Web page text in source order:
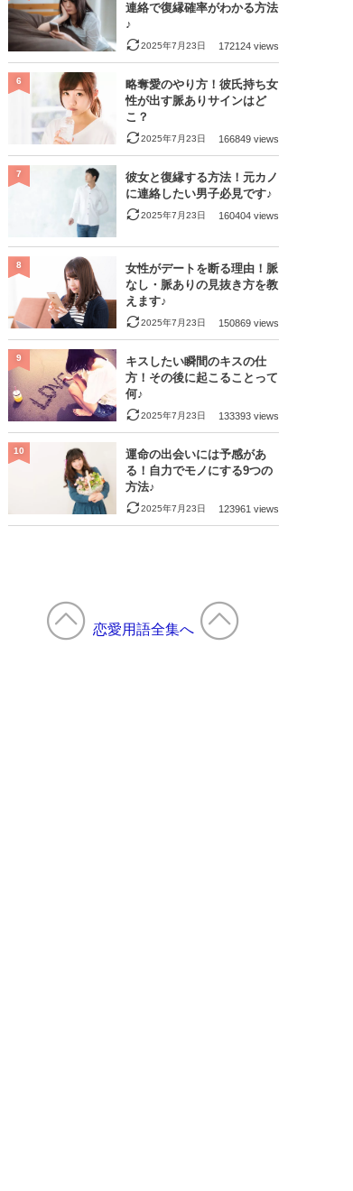
連絡で復縁確率がわかる方法
♪
2025年7月23日 172124 views
略奪愛のやり方！彼氏持ち女
性が出す脈ありサインはど
こ？
2025年7月23日 166849 views
6
彼女と復縁する方法！元カノ
に連絡したい男子必見です♪
2025年7月23日 160404 views
7
女性がデートを断る理由！脈
なし・脈ありの見抜き方を教
えます♪
2025年7月23日 150869 views
8
キスしたい瞬間のキスの仕
方！その後に起こることって
何♪
2025年7月23日 133393 views
9
運命の出会いには予感があ
る！自力でモノにする9つの
方法♪
2025年7月23日 123961 views
10
恋愛用語全集へ